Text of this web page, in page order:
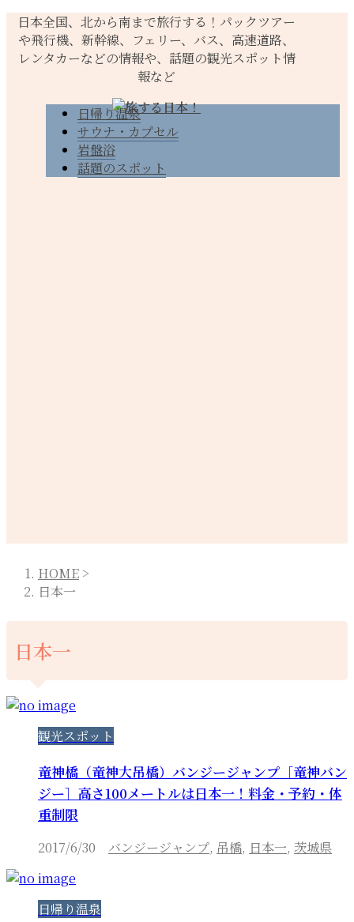
日本全国、北から南まで旅行する！パックツアー
や飛行機、新幹線、フェリー、バス、高速道路、
レンタカーなどの情報や、話題の観光スポット情
報など
日帰り温泉
サウナ・カプセル
岩盤浴
話題のスポット
HOME >
日本一
日本一
観光スポット
竜神橋（竜神大吊橋）バンジージャンプ［竜神バン
ジー］高さ100メートルは日本一！料金・予約・体
重制限
2017/6/30 バンジージャンプ, 吊橋, 日本一, 茨城県
日帰り温泉